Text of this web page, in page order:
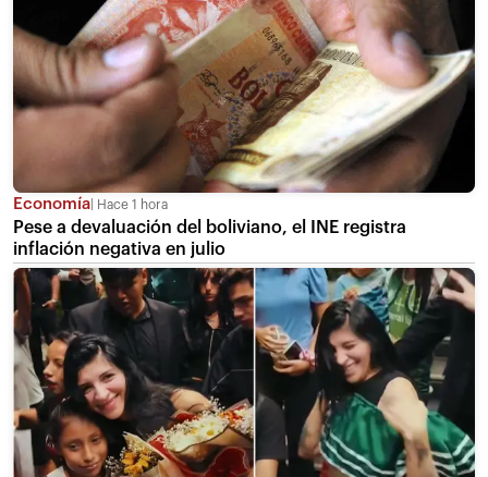
Economía Hace 1 hora
Pese a devaluación del boliviano, el INE registra
inflación negativa en julio